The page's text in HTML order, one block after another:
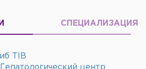
СПЕЦИАЛИЗАЦИЯ
TIB
центр